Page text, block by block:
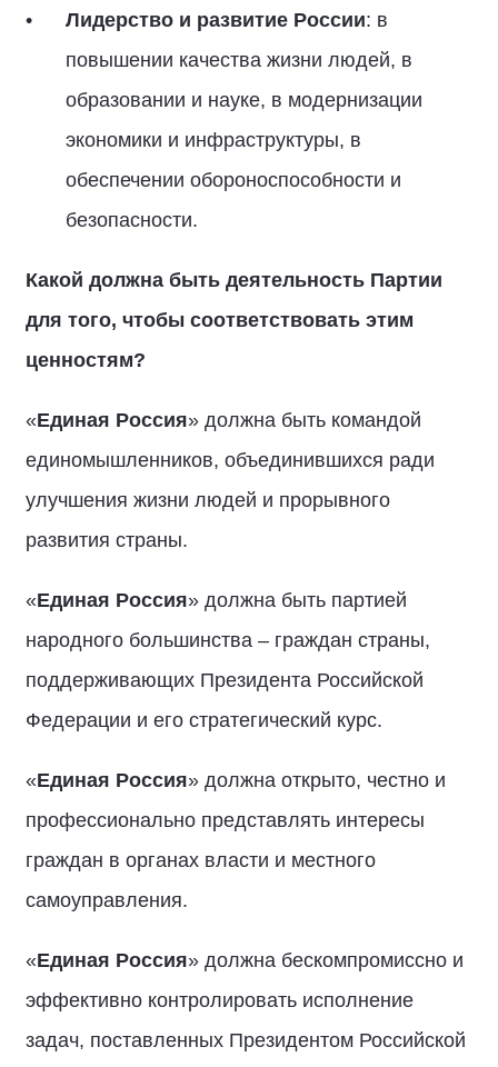
Лидерство и развитие России: в
повышении качества жизни людей, в
образовании и науке, в модернизации
экономики и инфраструктуры, в
обеспечении обороноспособности и
безопасности.
Какой должна быть деятельность Партии
для того, чтобы соответствовать этим
ценностям?
«Единая Россия» должна быть командой
единомышленников, объединившихся ради
улучшения жизни людей и прорывного
развития страны.
«Единая Россия» должна быть партией
народного большинства – граждан страны,
поддерживающих Президента Российской
Федерации и его стратегический курс.
«Единая Россия» должна открыто, честно и
профессионально представлять интересы
граждан в органах власти и местного
самоуправления.
«Единая Россия» должна бескомпромиссно и
эффективно контролировать исполнение
задач, поставленных Президентом Российской